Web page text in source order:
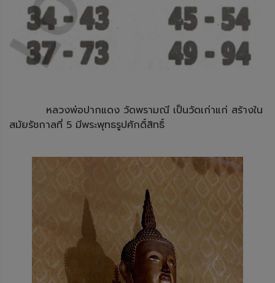
หลวงพ่อปากแดง วัดพรามณี เป็นวัดเก่าแก่ สร้างใน
สมัยรัชกาลที่ 5 มีพระพุทธรูปศักดิ์สิทธิ์